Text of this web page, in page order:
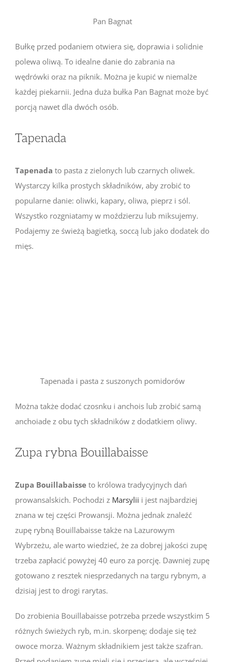
Pan Bagnat
Bułkę przed podaniem otwiera się, doprawia i solidnie
polewa oliwą. To idealne danie do zabrania na
wędrówki oraz na piknik. Można je kupić w niemalże
każdej piekarnii. Jedna duża bułka Pan Bagnat może być
porcją nawet dla dwóch osób.
Tapenada
Tapenada to pasta z zielonych lub czarnych oliwek.
Wystarczy kilka prostych składników, aby zrobić to
popularne danie: oliwki, kapary, oliwa, pieprz i sól.
Wszystko rozgniatamy w moździerzu lub miksujemy.
Podajemy ze świeżą bagietką, soccą lub jako dodatek do
mięs.
Tapenada i pasta z suszonych pomidorów
Można także dodać czosnku i anchois lub zrobić samą
anchoiade z obu tych składników z dodatkiem oliwy.
Zupa rybna Bouillabaisse
Zupa Bouillabaisse to królowa tradycyjnych dań
prowansalskich. Pochodzi z Marsylii i jest najbardziej
znana w tej części Prowansji. Można jednak znaleźć
zupę rybną Bouillabaisse także na Lazurowym
Wybrzeżu, ale warto wiedzieć, że za dobrej jakości zupę
trzeba zapłacić powyżej 40 euro za porcję. Dawniej zupę
gotowano z resztek niesprzedanych na targu rybnym, a
dzisiaj jest to drogi rarytas.
Do zrobienia Bouillabaisse potrzeba przede wszystkim 5
różnych świeżych ryb, m.in. skorpenę; dodaje się też
owoce morza. Ważnym składnikiem jest także szafran.